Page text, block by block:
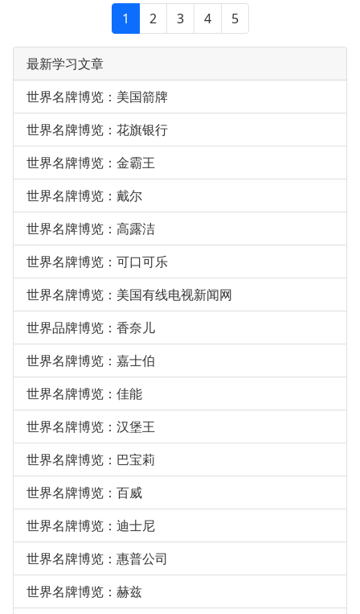
1 2 3 4 5
最新学习文章
世界名牌博览：美国箭牌
世界名牌博览：花旗银行
世界名牌博览：金霸王
世界名牌博览：戴尔
世界名牌博览：高露洁
世界名牌博览：可口可乐
世界名牌博览：美国有线电视新闻网
世界品牌博览：香奈儿
世界名牌博览：嘉士伯
世界名牌博览：佳能
世界名牌博览：汉堡王
世界名牌博览：巴宝莉
世界名牌博览：百威
世界名牌博览：迪士尼
世界名牌博览：惠普公司
世界名牌博览：赫兹